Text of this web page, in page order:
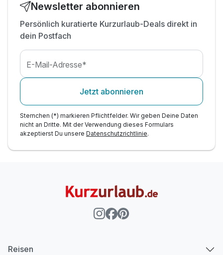
Newsletter abonnieren
Persönlich kuratierte Kurzurlaub-Deals direkt in
dein Postfach
E-Mail-Adresse*
Jetzt abonnieren
Sternchen (*) markieren Pflichtfelder. Wir geben Deine Daten
nicht an Dritte. Mit der Verwendung dieses Formulars
akzeptierst Du unsere Datenschutzrichtlinie.
Reisen